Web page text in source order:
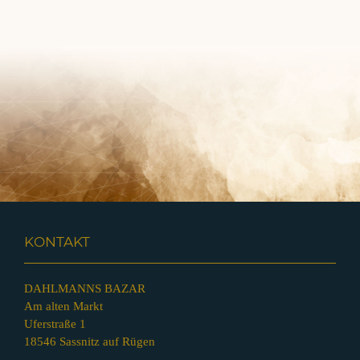
KONTAKT
DAHLMANNS BAZAR
Am alten Markt
Uferstraße 1
18546 Sassnitz auf Rügen